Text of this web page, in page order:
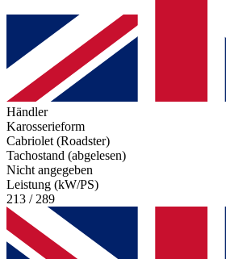
Händler
Karosserieform
Cabriolet (Roadster)
Tachostand (abgelesen)
Nicht angegeben
Leistung (kW/PS)
213 / 289